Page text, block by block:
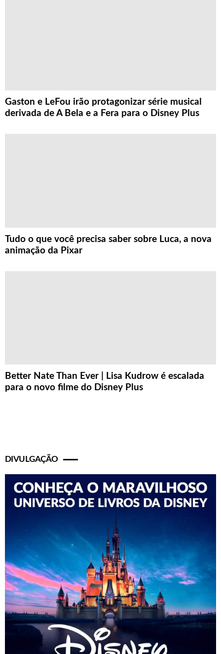
Gaston e LeFou irão protagonizar série musical
derivada de A Bela e a Fera para o Disney Plus
Tudo o que você precisa saber sobre Luca, a nova
animação da Pixar
Better Nate Than Ever | Lisa Kudrow é escalada
para o novo filme do Disney Plus
DIVULGAÇÃO